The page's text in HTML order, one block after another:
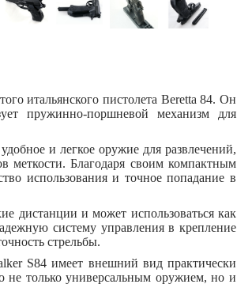
итальянского пистолета Beretta 84. Он
пружинно-поршневой механизм для
и легкое оружие для развлечений,
меткости. Благодаря своим компактным
использования и точное попадание в
дистанции и может использоваться как
систему управления в крепление
стрельбы.
S84 имеет внешний вид практически
не только универсальным оружием, но и